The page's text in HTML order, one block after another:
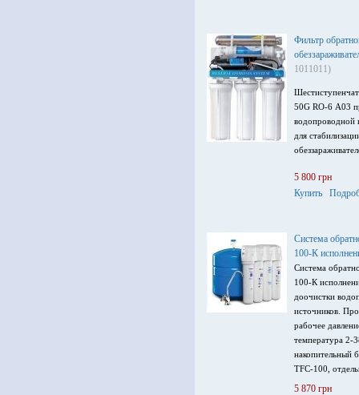
Фильтр
1011011)
50G RO-6 А03
водопроводной
для
5 800 грн
Купить
Система
100-К
Система
100-К
доочистки
источников.
рабочее
температура 2-
накопительный
TFC-100,
воды.
5 870 грн